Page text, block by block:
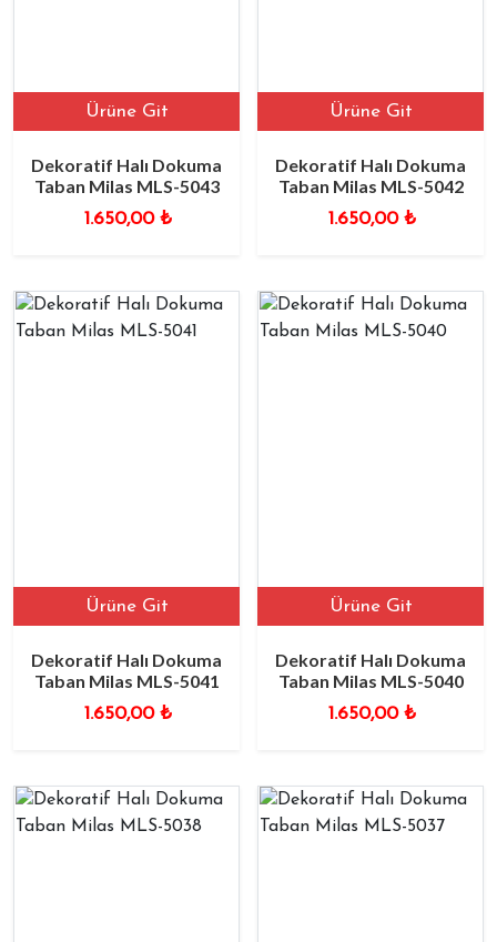
Ürüne Git
Dekoratif Halı Dokuma
Taban Milas MLS-5043
1.650,00 ₺
Ürüne Git
Dekoratif Halı Dokuma
Taban Milas MLS-5042
1.650,00 ₺
Ürüne Git
Dekoratif Halı Dokuma
Taban Milas MLS-5041
1.650,00 ₺
Ürüne Git
Dekoratif Halı Dokuma
Taban Milas MLS-5040
1.650,00 ₺